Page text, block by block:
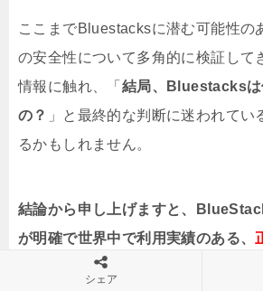
ここまでBluestacksに潜む可能性の
の安全性について多角的に検証して
情報に触れ、「 結局、Bluestacksは
の？ 」と最終的な判断に迷われてい
るかもしれません。
結論から申し上げますと、
が明確で世界中で利用実績のある、
です。
適切に利用すれば
シェア